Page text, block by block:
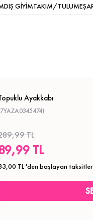
DIŞ GİYİMTAKIM/TULUM
Ayakkabı
TL
TL
TL'den başlayan